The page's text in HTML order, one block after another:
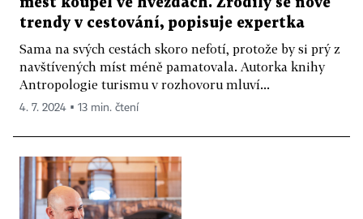
měst koupel ve hvězdách. Zrodily se nové
trendy v cestování, popisuje expertka
Sama na svých cestách skoro nefotí, protože by si prý z
navštívených míst méně pamatovala. Autorka knihy
Antropologie turismu v rozhovoru mluví...
4. 7. 2024 ▪ 13 min. čtení